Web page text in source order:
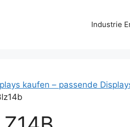
Industrie
kaufen – passende